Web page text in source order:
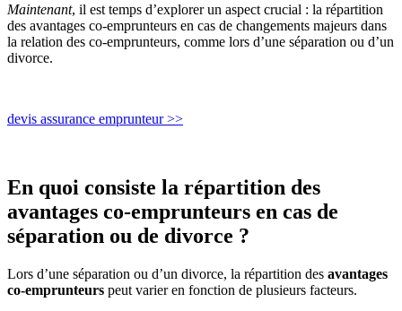
Maintenant, il est temps d’explorer un aspect crucial : la répartition
des avantages co-emprunteurs en cas de changements majeurs dans
la relation des co-emprunteurs, comme lors d’une séparation ou d’un
divorce.
devis assurance emprunteur >>
En quoi consiste la répartition des
avantages co-emprunteurs en cas de
séparation ou de divorce ?
Lors d’une séparation ou d’un divorce, la répartition des avantages
co-emprunteurs peut varier en fonction de plusieurs facteurs.